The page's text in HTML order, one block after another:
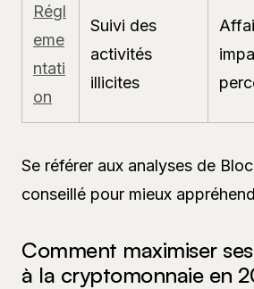
Régl
eme
ntati
on
Suivi des
activités
illicites
Se référer aux analyses de
conseillé pour mieux
Comment maximiser
à la cryptomonnaie en